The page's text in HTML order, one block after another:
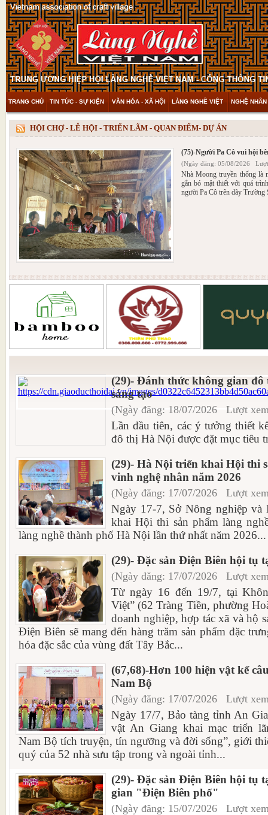
TRANG CHỦ TIN TỨC - SỰ KIỆN VĂN HÓA - XÃ HỘI LÀNG NGHỀ VIỆT NGHỆ
THAM KHẢO & KHÁM PHÁ VIDEO
HỘI CHỢ - LỄ HỘI - TRIỂN LÃM - QUAN ĐIỂM- DỰ ÁN
(75)-Người Pa Cô vui hội
(Ngày đăng: 05/08/2026
Nhà Moong truyền thống là
gắn bó mật thiết với quá
người Pa Cô trên dãy Trường
(29)- Đánh thức không gian
sáng tạo
(Ngày đăng: 18/07/2026 Lượt
Lần đầu tiên, các ý tưởng thiết
đô thị Hà Nội được đặt mục tiêu
(29)- Hà Nội triển khai Hội thi
vinh nghệ nhân năm 2026
(Ngày đăng: 17/07/2026 Lượt
Ngày 17-7, Sở Nông nghiệp
khai Hội thi sản phẩm làng
làng nghề thành phố Hà Nội lần thứ nhất năm 2026...
(29)- Đặc sản Điện Biên hội tụ
(Ngày đăng: 17/07/2026 Lượt
Từ ngày 16 đến 19/7, tại
Việt” (62 Tràng Tiền, phường
doanh nghiệp, hợp tác xã và hộ
Điện Biên sẽ mang đến hàng trăm sản phẩm đặc
hóa đặc sắc của vùng đất Tây Bắc...
(67,68)-Hơn 100 hiện vật kể
Nam Bộ
(Ngày đăng: 17/07/2026 Lượt
Ngày 17/7, Bảo tàng tỉnh An
vật An Giang khai mạc triển
Nam Bộ tích truyện, tín ngưỡng và đời sống”, giới
quý của 52 nhà sưu tập trong và ngoài tỉnh...
(29)- Đặc sản Điện Biên hội tụ
gian "Điện Biên phố"
(Ngày đăng: 15/07/2026 Lượt